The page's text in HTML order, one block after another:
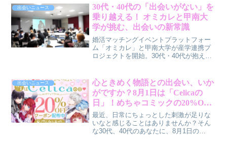
になりました。しかし、ご安心くださ
い。出会いを増やすための行動や、現代
の主流な出会い方も見えてきています。
この記事では、調査結果をもとに、私た
ち世代に合った「新しい出会い方」のヒ
ントを賢作がご紹介します。
出会いニュース
30代・40代の「出会いがない」を
乗り越える！ オミカレと甲南大
学が挑む、出会いの新常識
婚活マッチングイベントプラットフォー
ム「オミカレ」と甲南大学が産学連携プ
ロジェクトを開始。30代・40代が抱える
直す新しい視点について、筆者・賢作が
解説します。
出会いニュース
心ときめく物語との出会い、いか
がですか？8月1日は「Celicaの
日」！めちゃコミックの20%OFF
クーポンで新しい世界へ
最近、日常にちょっとした刺激が足りな
いなと感じることはありませんか？そん
な30代、40代のあなたに、8月1日の